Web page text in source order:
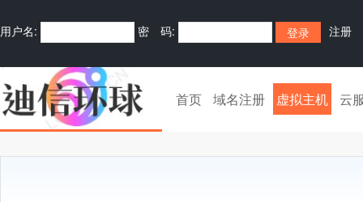
用户名: 密 码: 注册
首页 域名注册 虚拟主机 云